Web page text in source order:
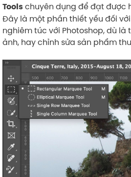
Toolschuyên dụng để đạt được
Đây là một phần thiết yếu đối
nghiêm túc với Photoshop, dù là
ảnh, hay chỉnh sửa sản phẩm